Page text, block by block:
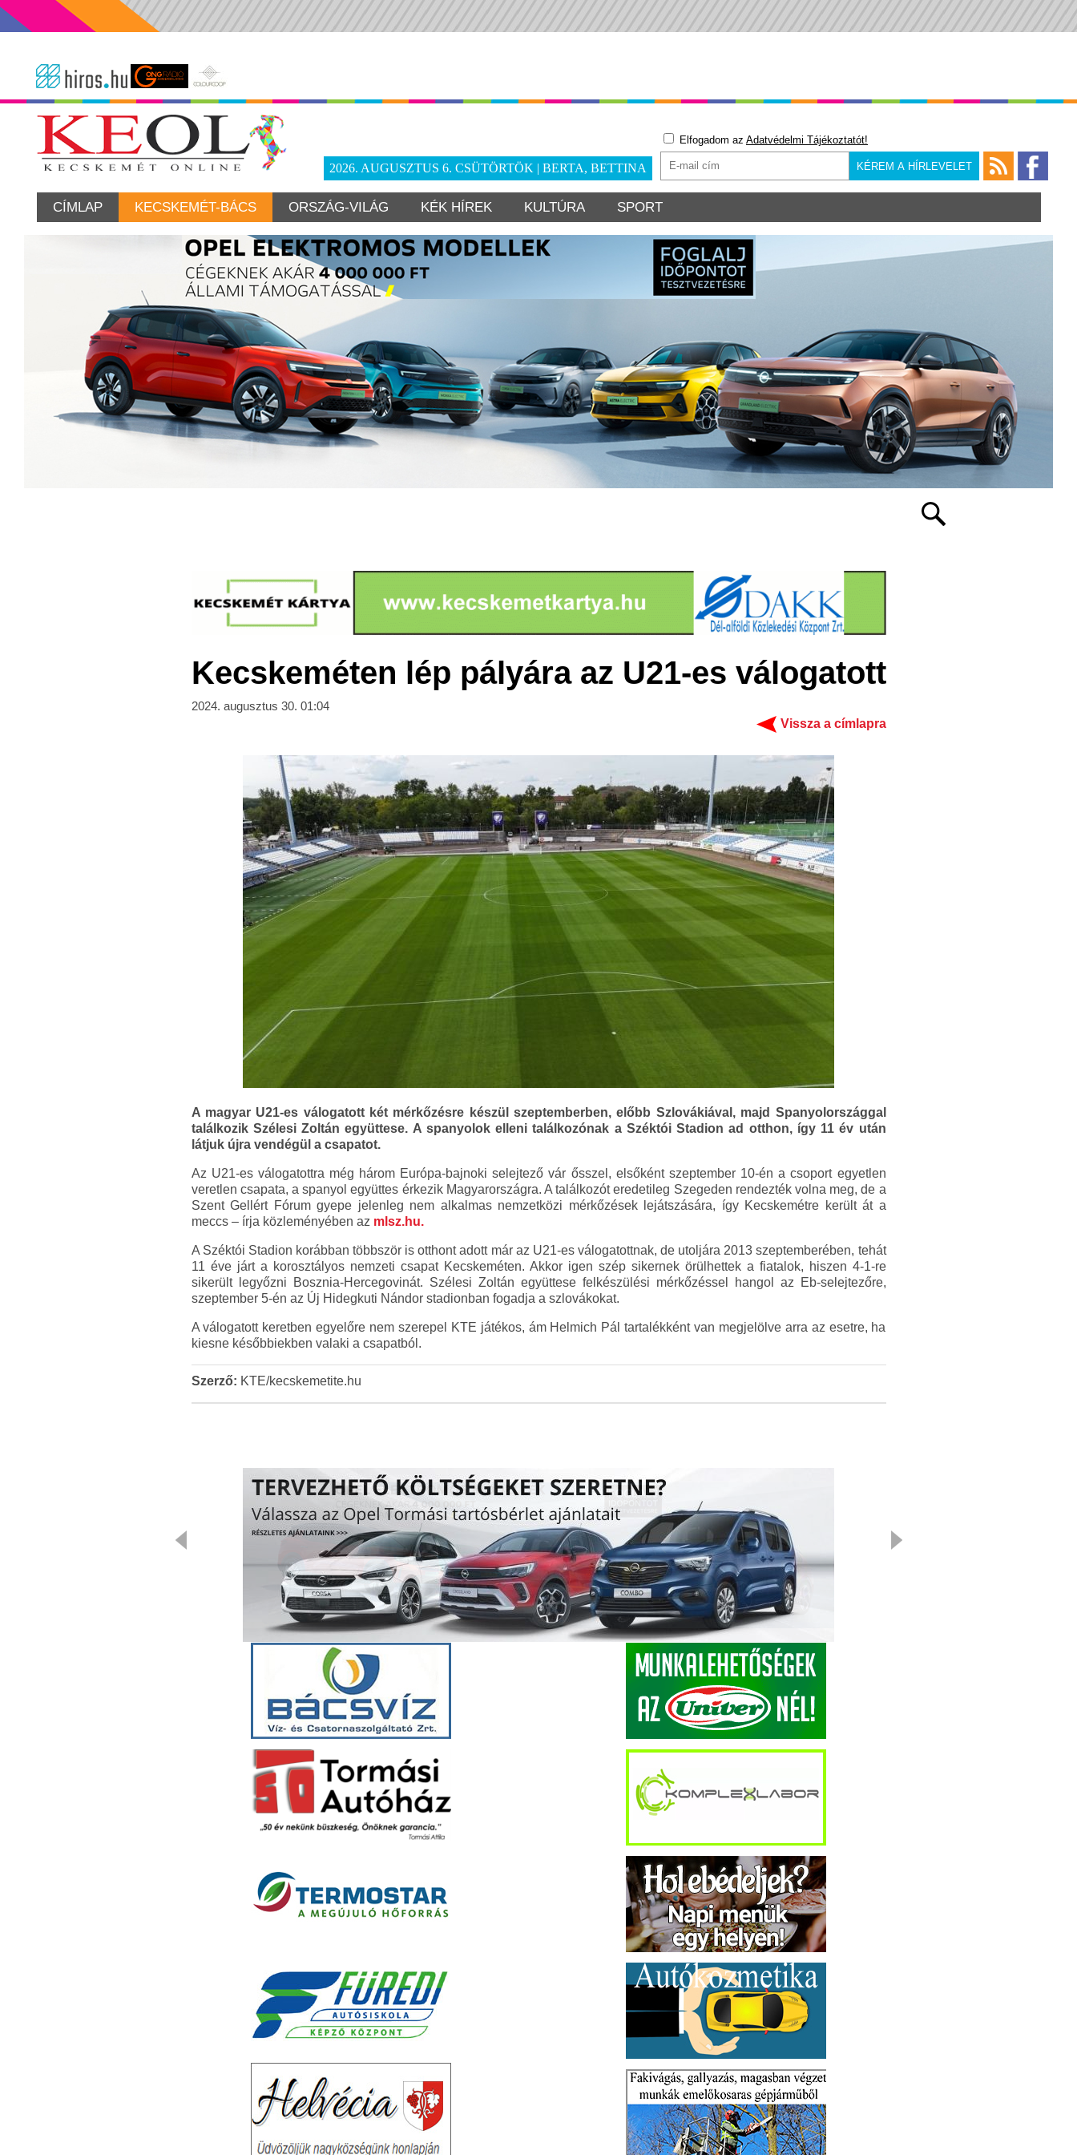
2026. AUGUSZTUS 6. CSÜTÖRTÖK | BERTA, BETTINA
Elfogadom az Adatvédelmi Tájékoztatót!
CÍMLAP KECSKEMÉT-BÁCS ORSZÁG-VILÁG KÉK HÍREK KULTÚRA SPORT
Kecskeméten lép pályára az U21-es válogatott
2024. augusztus 30. 01:04
Vissza a címlapra
A magyar U21-es válogatott két mérkőzésre készül szeptemberben, előbb Szlovákiával, majd Spanyolországgal
találkozik Szélesi Zoltán együttese. A spanyolok elleni találkozónak a Széktói Stadion ad otthon, így 11 év után
látjuk újra vendégül a csapatot.
Az U21-es válogatottra még három Európa-bajnoki selejtező vár ősszel, elsőként szeptember 10-én a csoport egyetlen
veretlen csapata, a spanyol együttes érkezik Magyarországra. A találkozót eredetileg Szegeden rendezték volna meg, de a
Szent Gellért Fórum gyepe jelenleg nem alkalmas nemzetközi mérkőzések lejátszására, így Kecskemétre került át a
meccs – írja közleményében az mlsz.hu.
A Széktói Stadion korábban többször is otthont adott már az U21-es válogatottnak, de utoljára 2013 szeptemberében, tehát
11 éve járt a korosztályos nemzeti csapat Kecskeméten. Akkor igen szép sikernek örülhettek a fiatalok, hiszen 4-1-re
sikerült legyőzni Bosznia-Hercegovinát. Szélesi Zoltán együttese felkészülési mérkőzéssel hangol az Eb-selejtezőre,
szeptember 5-én az Új Hidegkuti Nándor stadionban fogadja a szlovákokat.
A válogatott keretben egyelőre nem szerepel KTE játékos, ám Helmich Pál tartalékként van megjelölve arra az esetre, ha
kiesne későbbiekben valaki a csapatból.
Szerző: KTE/kecskemetite.hu